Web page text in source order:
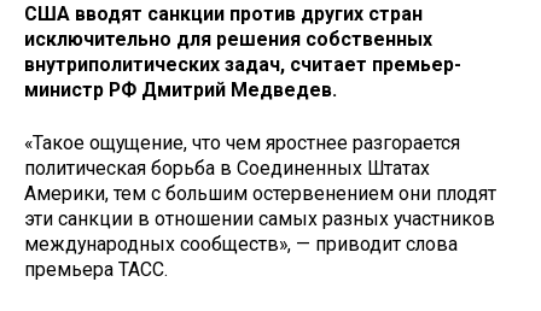
США вводят санкции против других стран
исключительно для решения собственных
внутриполитических задач, считает премьер-
министр РФ Дмитрий Медведев.
«Такое ощущение, что чем яростнее разгорается
политическая борьба в Соединенных Штатах
Америки, тем с большим остервенением они плодят
эти санкции в отношении самых разных участников
международных сообществ», — приводит слова
премьера ТАСС.